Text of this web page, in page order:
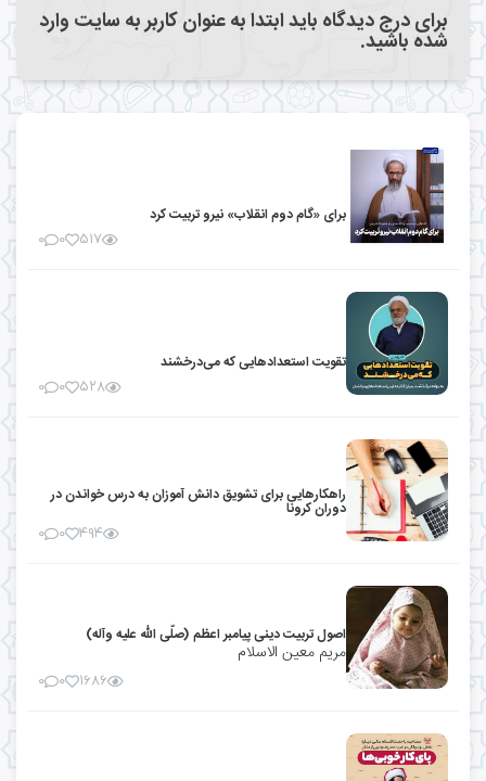
برای درج دیدگاه باید ابتدا به عنوان کاربر به سایت وارد
شده باشید.
برای «گام دوم انقلاب» نیرو تربیت کرد
۵۱۷ ۰ ۰
تقویت استعدادهایی که می‌درخشند
۵۲۸ ۰ ۰
راهکار‌هایی برای تشویق دانش آموزان به درس خواندن در
دوران کرونا
۴۹۴ ۰ ۰
اصول تربیت دینی پیامبر اعظم (صلّی الله علیه وآله)
مریم معین الاسلام
۱۶۸۶ ۰ ۰